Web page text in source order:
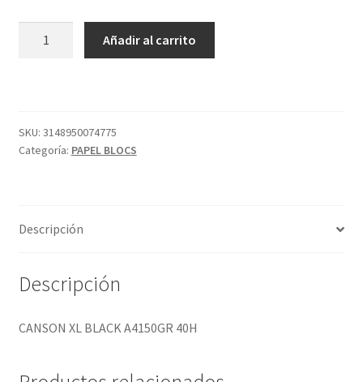
cantidad
Añadir al carrito
SKU: 3148950074775
Categoría: PAPEL BLOCS
Descripción
Descripción
CANSON XL BLACK A4150GR 40H